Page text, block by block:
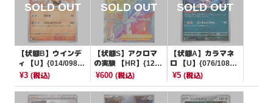
【状態B】ウインデ
ィ 【U】{014/098}
[SV10]
¥3 (税込)
【状態S】アクロマ
の実験 【HR】{121/
100}[S11]
¥600(税込)
【状態A】カラマネ
ロ 【U】{076/108}
[SV3]
¥5 (税込)